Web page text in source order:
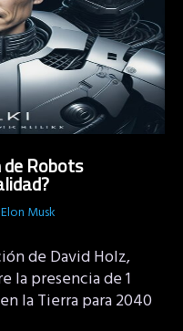
de Robots
Elon Musk
de David Holz,
la presencia de 1
la Tierra para 2040